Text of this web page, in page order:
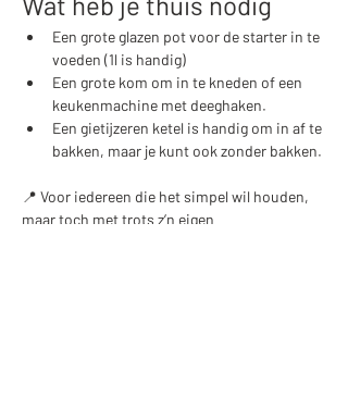
Een grote glazen pot voor de starter in te
voeden (1l is handig)
Een grote kom om in te kneden of een
keukenmachine met deeghaken.
Een gietijzeren ketel is handig om in af te
bakken, maar je kunt ook zonder bakken.
📍 Voor iedereen die het simpel wil houden,
maar toch met trots z’n eigen